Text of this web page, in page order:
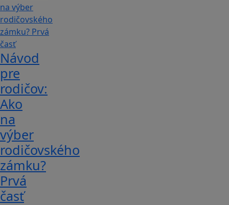
Návod
pre
rodičov:
Ako
na
výber
rodičovského
zámku?
Prvá
časť